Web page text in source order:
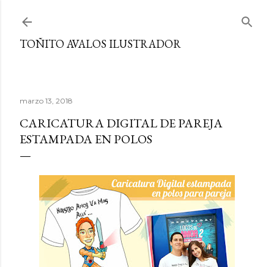
TOÑITO AVALOS ILUSTRADOR
marzo 13, 2018
CARICATURA DIGITAL DE PAREJA
ESTAMPADA EN POLOS